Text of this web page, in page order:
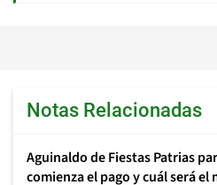
Notas Relacionadas
Aguinaldo de Fiestas Patrias
comienza el pago y cuál será el